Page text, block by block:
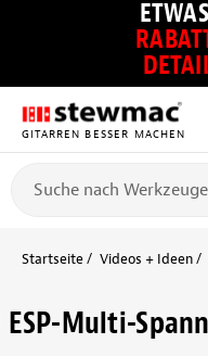
GITARREN BESSER MACHEN
Startseite Videos + Ideen
ESP-Multi-